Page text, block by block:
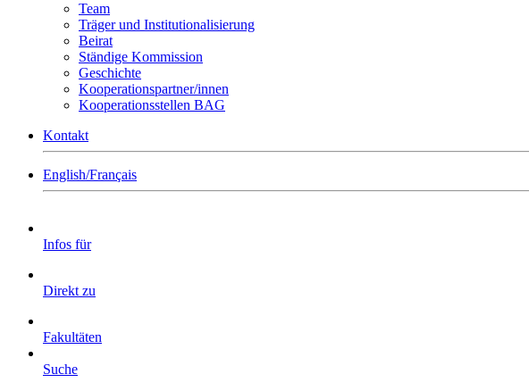
Team
Träger und Institutionalisierung
Beirat
Ständige Kommission
Geschichte
Kooperationspartner/innen
Kooperationsstellen BAG
Kontakt
English/Français
Infos für
Direkt zu
Fakultäten
Suche